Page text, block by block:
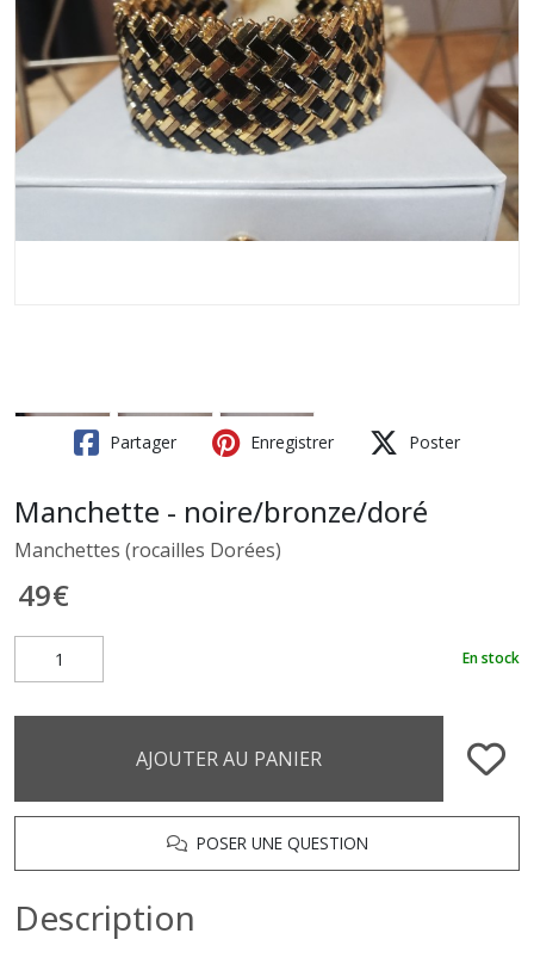
Partager Enregistrer Poster
Manchette - noire/bronze/doré
Manchettes (rocailles Dorées)
49€
En stock
AJOUTER AU PANIER
POSER UNE QUESTION
Description